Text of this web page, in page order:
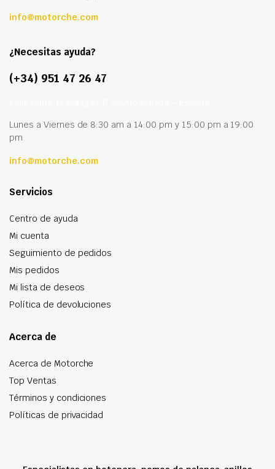
info@motorche.com
¿Necesitas ayuda?
(+34) 951 47 26 47
Lunes a Viernes de 8:30 am a 14:00 pm y 15:00 pm a 19:00
pm
info@motorche.com
Servicios
Centro de ayuda
Mi cuenta
Seguimiento de pedidos
Mis pedidos
Mi lista de deseos
Política de devoluciones
Acerca de
Acerca de Motorche
Top Ventas
Términos y condiciones
Políticas de privacidad